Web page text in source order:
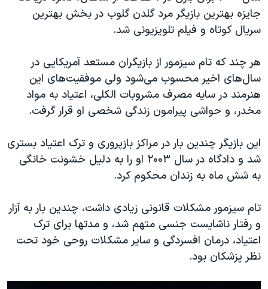
جایزه بهترین بازیگر مرد گلدن گلوب در بخش بهترین
سریال کوتاه و‌ فیلم تلویزیونی شد.
هر چند که تام سیزمور از بازیگران مستعد آمریکایی در
سال‌های اخیر محسوب می‌شود ولی موفقیت‌های این
هنرمند در سایه مصرف مشروبات الکلی، اعتیاد به مواد
مخدر، و حواشی پیرامون زندگی شخصی او قرار گرفت.
این بازیگر چندین بار در مراکز بازپروری و ترک اعتیاد بستری
شد و دادگاه در سال ۲۰۰۳ او را به دلیل خشونت خانگی
به شش ماه به زندان محکوم کرد.
تام سیزمور مشکلات قانونی زیادی داشت، چندین بار به آزار
و رفتار ناشایست جنسی متهم شد، و مدتها برای ترک
اعتیاد، درمان افسردگی و سایر مشکلات روحی خود تحت
نظر پزشکان بود.